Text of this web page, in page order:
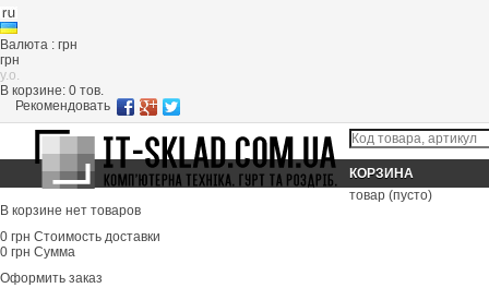
Валюта : грн
грн
y.o.
В корзине: 0 тов.
Рекомендовать
КОРЗИНА
товар (пусто)
В корзине нет товаров
0 грн Стоимость доставки
0 грн Сумма
Оформить заказ